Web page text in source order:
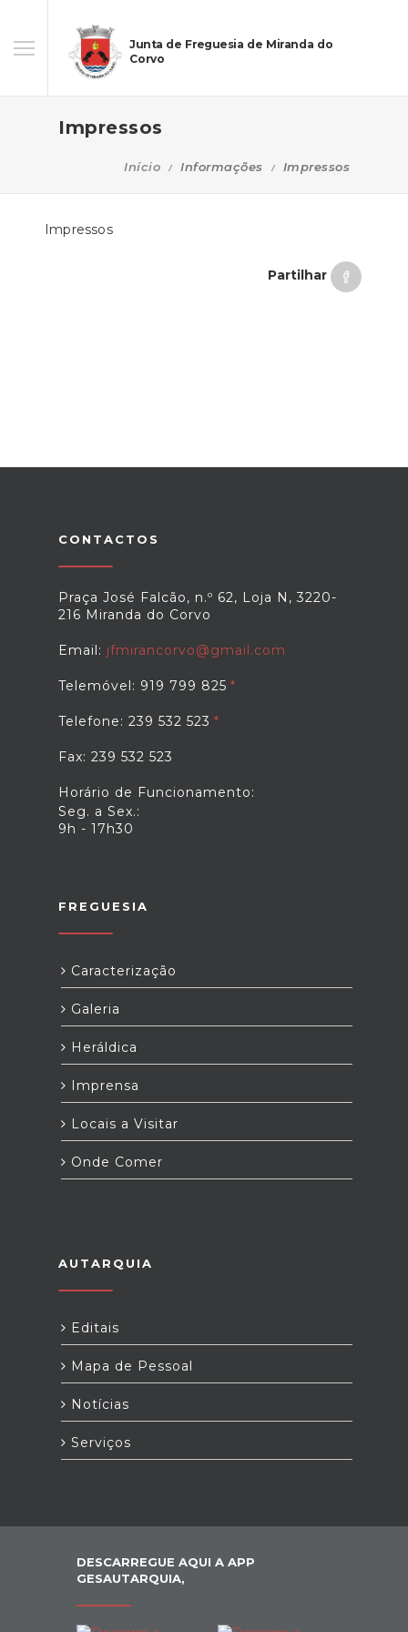
Junta de Freguesia de Miranda do
Corvo
Impressos
Início Informações Impressos
Impressos
Partilhar
CONTACTOS
Praça José Falcão, n.º 62, Loja N, 3220-
216 Miranda do Corvo
Email: jfmirancorvo@gmail.com
Telemóvel: 919 799 825
Telefone: 239 532 523
Fax: 239 532 523
Horário de Funcionamento:
Seg. a Sex.:
9h - 17h30
FREGUESIA
Caracterização
Galeria
Heráldica
Imprensa
Locais a Visitar
Onde Comer
AUTARQUIA
Editais
Mapa de Pessoal
Notícias
Serviços
DESCARREGUE AQUI A APP
GESAUTARQUIA,